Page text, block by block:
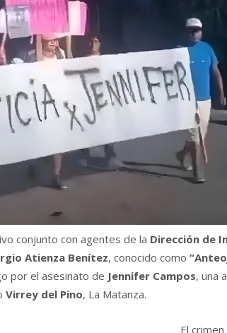
conjunto con agentes de la Dirección de
Atienza Benítez, conocido como
por el asesinato de Jennifer Campos, una
Virrey del Pino, La Matanza.
El